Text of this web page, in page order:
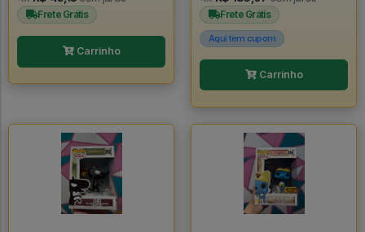
Frete Grátis
Carrinho
Frete Grátis
Aqui tem cupom
Carrinho